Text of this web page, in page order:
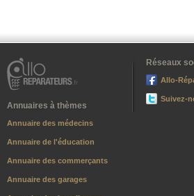
Annuaires à thèmes
Annuaire des médecins
Annuaire de l'éducation
Annuaire des commerçants
Annuaire des garages
Réseaux
Allo-
Suivez-